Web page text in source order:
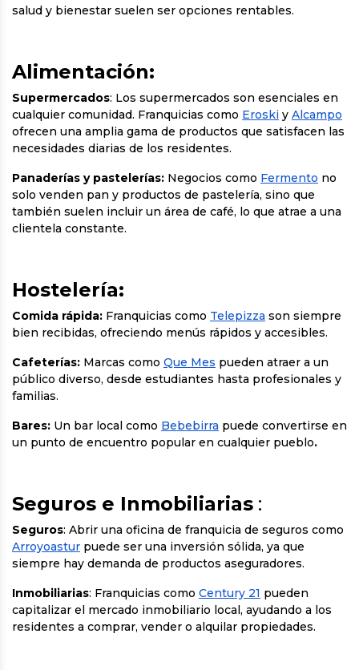
salud y bienestar suelen ser opciones rentables.
Alimentación:
Supermercados: Los supermercados son esenciales en
cualquier comunidad. Franquicias como Eroski y Alcampo
ofrecen una amplia gama de productos que satisfacen las
necesidades diarias de los residentes.
Panaderías y pastelerías: Negocios como Fermento no
solo venden pan y productos de pastelería, sino que
también suelen incluir un área de café, lo que atrae a una
clientela constante.
Hostelería:
Comida rápida: Franquicias como Telepizza son siempre
bien recibidas, ofreciendo menús rápidos y accesibles.
Cafeterías: Marcas como Que Mes pueden atraer a un
público diverso, desde estudiantes hasta profesionales y
familias.
Bares: Un bar local como Bebebirra puede convertirse en
un punto de encuentro popular en cualquier pueblo.
Seguros e Inmobiliarias :
Seguros: Abrir una oficina de franquicia de seguros como
Arroyoastur puede ser una inversión sólida, ya que
siempre hay demanda de productos aseguradores.
Inmobiliarias: Franquicias como Century 21 pueden
capitalizar el mercado inmobiliario local, ayudando a los
residentes a comprar, vender o alquilar propiedades.